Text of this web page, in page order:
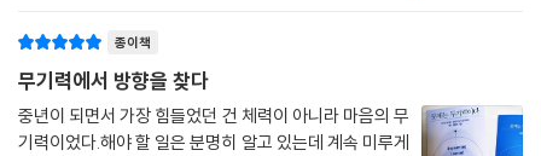
이러한 감각이 바로 ‘유능감’이다. 일을 지속할수록 차오르는 유능감은 그
일에 더 깊이 몰입하게 만든다. 우리가 어느 한 분야에 숙달될수록 무기력
의 늪에서 멀어질 수 있는 이유가 바로 여기에 있다.
--- 「PART 4 자발성을 회복하라」 중에서
이유는 셀 수 없이 많다. 그러니 그것을 자신의 무능이나 게으름으로 몰아
갈 필요는 없다. 무기력이라는 컴컴한 세계에 발을 들여놓았다 해도, 당신
만의 길을 찾으면 된다. 길이 없다면 만들며 나아가면 된다. 이 책은 그 여
정을 함께하며 ‘살아내는’ 삶에서 ‘살아가는’ 삶으로 나아가도록 이끌어줄
종이책
무기력에서 방향을 찾다
중년이 되면서 가장 힘들었던 건 체력이 아니라 마음의 무
기력이었다.해야 할 일은 분명히 알고 있는데 계속 미루게